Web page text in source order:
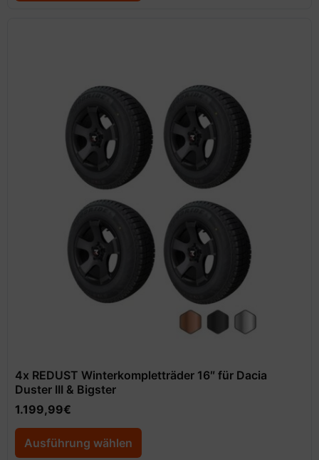
4x REDUST Winterkompletträder 16″ für Dacia
Duster III & Bigster
1.199,99€
Ausführung wählen